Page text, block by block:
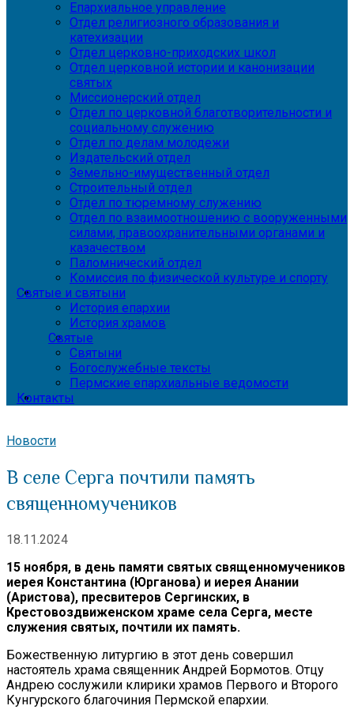
Епархиальное управление
Отдел религиозного образования и
катехизации
Отдел церковно-приходских школ
Отдел церковной истории и канонизации
святых
Миссионерский отдел
Отдел по церковной благотворительности и
социальному служению
Отдел по делам молодежи
Издательский отдел
Земельно-имущественный отдел
Строительный отдел
Отдел по тюремному служению
Отдел по взаимоотношению с вооруженными
силами, правоохранительными органами и
казачеством
Паломнический отдел
Комиссия по физической культуре и спорту
Святые и святыни
История епархии
История храмов
Святые
Святыни
Богослужебные тексты
Пермские епархиальные ведомости
Контакты
Новости
В селе Серга почтили память
священномучеников
18.11.2024
15 ноября, в день памяти святых священномучеников
иерея Константина (Юрганова) и иерея Анании
(Аристова), пресвитеров Сергинских, в
Крестовоздвиженском храме села Серга, месте
служения святых, почтили их память.
Божественную литургию в этот день совершил
настоятель храма священник Андрей Бормотов. Отцу
Андрею сослужили клирики храмов Первого и Второго
Кунгурского благочиния Пермской епархии.